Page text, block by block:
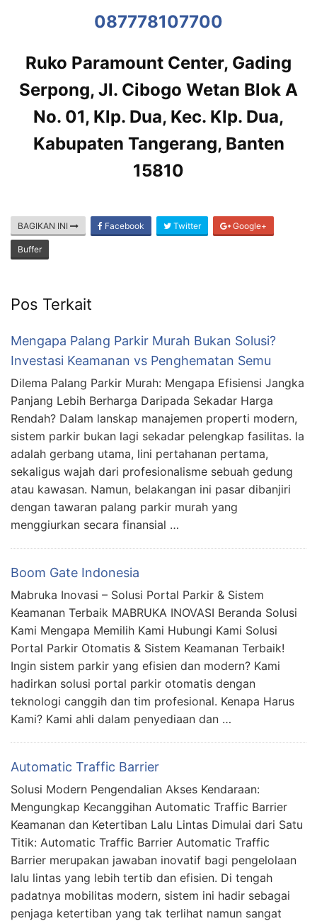
087778107700
Ruko Paramount Center, Gading
Serpong, Jl. Cibogo Wetan Blok A
No. 01, Klp. Dua, Kec. Klp. Dua,
Kabupaten Tangerang, Banten
15810
BAGIKAN INI Facebook Twitter Google+
Buffer
Pos Terkait
Mengapa Palang Parkir Murah Bukan Solusi?
Investasi Keamanan vs Penghematan Semu
Dilema Palang Parkir Murah: Mengapa Efisiensi Jangka
Panjang Lebih Berharga Daripada Sekadar Harga
Rendah? Dalam lanskap manajemen properti modern,
sistem parkir bukan lagi sekadar pelengkap fasilitas. Ia
adalah gerbang utama, lini pertahanan pertama,
sekaligus wajah dari profesionalisme sebuah gedung
atau kawasan. Namun, belakangan ini pasar dibanjiri
dengan tawaran palang parkir murah yang
menggiurkan secara finansial …
Boom Gate Indonesia
Mabruka Inovasi – Solusi Portal Parkir & Sistem
Keamanan Terbaik MABRUKA INOVASI Beranda Solusi
Kami Mengapa Memilih Kami Hubungi Kami Solusi
Portal Parkir Otomatis & Sistem Keamanan Terbaik!
Ingin sistem parkir yang efisien dan modern? Kami
hadirkan solusi portal parkir otomatis dengan
teknologi canggih dan tim profesional. Kenapa Harus
Kami? Kami ahli dalam penyediaan dan …
Automatic Traffic Barrier
Solusi Modern Pengendalian Akses Kendaraan:
Mengungkap Kecanggihan Automatic Traffic Barrier
Keamanan dan Ketertiban Lalu Lintas Dimulai dari Satu
Titik: Automatic Traffic Barrier Automatic Traffic
Barrier merupakan jawaban inovatif bagi pengelolaan
lalu lintas yang lebih tertib dan efisien. Di tengah
padatnya mobilitas modern, sistem ini hadir sebagai
penjaga ketertiban yang tak terlihat namun sangat